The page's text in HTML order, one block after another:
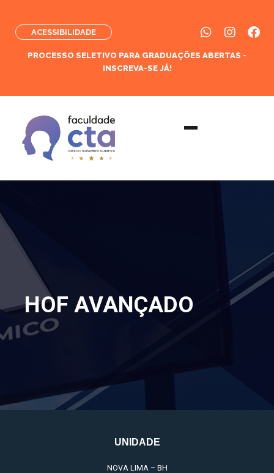
ACESSIBILIDADE
PROCESSO SELETIVO PARA GRADUAÇÕES ABERTAS -
INSCREVA-SE JÁ!
HOF AVANÇADO
UNIDADE
NOVA LIMA – BH